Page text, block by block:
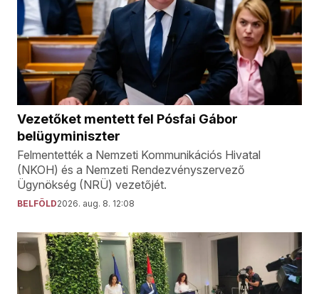
Vezetőket mentett fel Pósfai Gábor
belügyminiszter
Felmentették a Nemzeti Kommunikációs Hivatal
(NKOH) és a Nemzeti Rendezvényszervező
Ügynökség (NRÜ) vezetőjét.
BELFÖLD2026. aug. 8. 12:08